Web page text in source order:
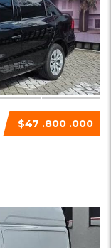
$47 .800 .000